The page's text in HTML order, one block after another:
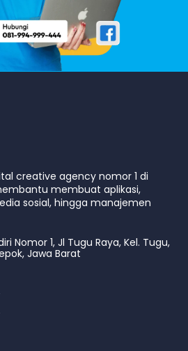
creative agency nomor 1 di
membuat aplikasi,
sosial, hingga manajemen
Nomor 1, Jl Tugu Raya, Kel. Tugu,
Jawa Barat